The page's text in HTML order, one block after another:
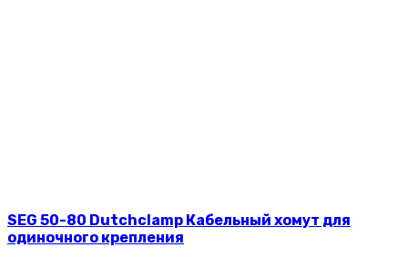
SEG 50-80 Dutchclamp Кабельный хомут для
одиночного крепления